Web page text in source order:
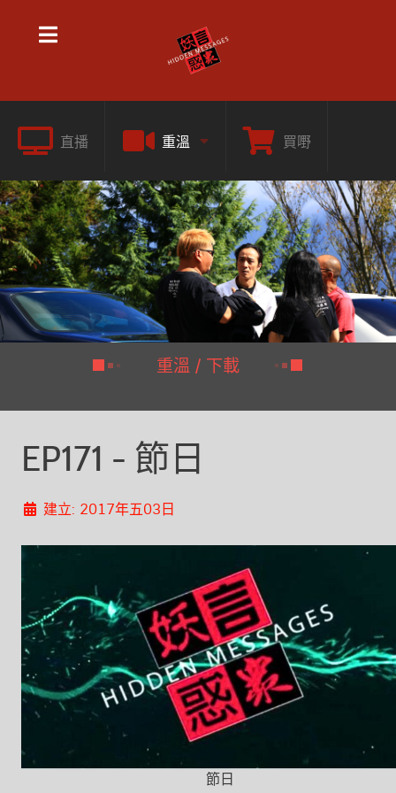
直播 重溫 買嘢
重溫 / 下載
EP171 - 節日
建立: 2017年五03日
節日